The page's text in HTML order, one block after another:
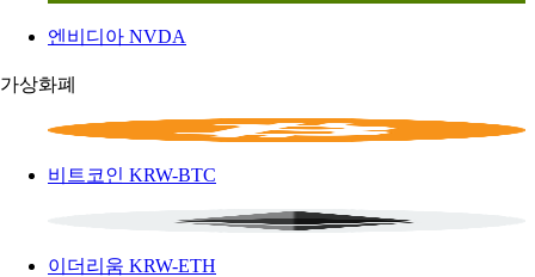
엔비디아 NVDA
가상화폐
비트코인 KRW-BTC
이더리움 KRW-ETH